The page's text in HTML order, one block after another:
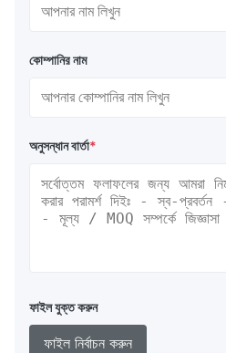
কোম্পানির নাম
অনুসন্ধান বার্তা*
ফাইল যুক্ত করুন
ফাইল নির্বাচন করুন